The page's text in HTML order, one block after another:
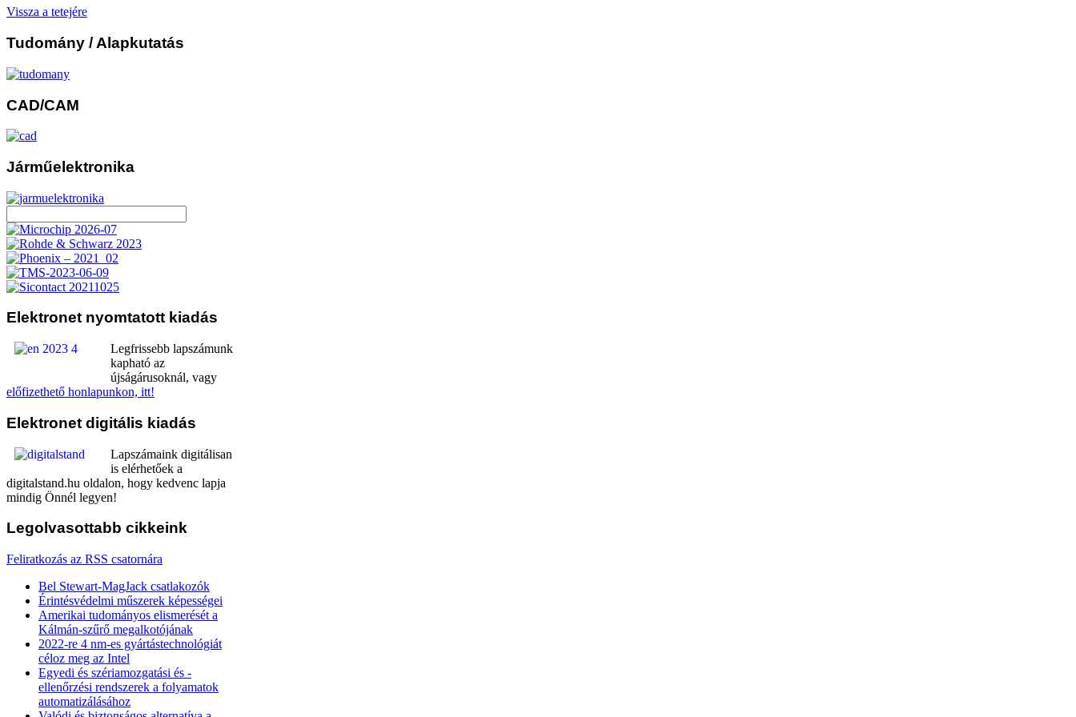
Vissza a tetejére
Tudomány / Alapkutatás
CAD/CAM
Járműelektronika
Elektronet nyomtatott kiadás
Legfrissebb lapszámunk
kapható az
újságárusoknál, vagy
előfizethető honlapunkon, itt!
Elektronet digitális kiadás
Lapszámaink digitálisan
is elérhetőek a
digitalstand.hu oldalon, hogy kedvenc lapja
mindig Önnél legyen!
Legolvasottabb cikkeink
Feliratkozás az RSS csatornára
Bel Stewart-MagJack csatlakozók
Érintésvédelmi műszerek képességei
Amerikai tudományos elismerését a
Kálmán-szűrő megalkotójának
2022-re 4 nm-es gyártástechnológiát
céloz meg az Intel
Egyedi és szériamozgatási és -
ellenőrzési rendszerek a folyamatok
automatizálásához